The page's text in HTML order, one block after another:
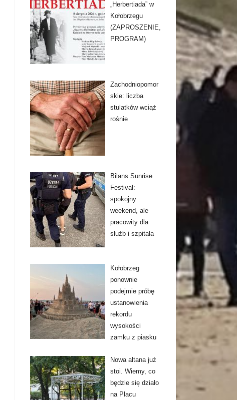
„Herbertiada” w
Kołobrzegu
(ZAPROSZENIE,
PROGRAM)
Zachodniopomor
skie: liczba
stulatków wciąż
rośnie
Bilans Sunrise
Festival:
spokojny
weekend, ale
pracowity dla
służb i szpitala
Kołobrzeg
ponownie
podejmie próbę
ustanowienia
rekordu
wysokości
zamku z piasku
Nowa altana już
stoi. Wiemy, co
będzie się działo
na Placu